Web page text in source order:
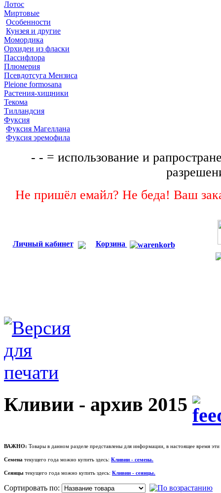
Лотос
Миртовые
Особенности
Кунзея и другие
Момордика
Орхидеи из фласки
Пассифлора
Плюмерия
Псевдотсуга Мензиса
Pleione formosana
Растения-хищники
Текома
Тилландсия
Фуксия
Фуксия Магеллана
Фуксия эремофила
- - = использование и
Не пришёл емайл? Не беда! Ваш
Личный кабинет Корзина
Кливии - архив 2015
ВАЖНО: Товары в данном разделе представлены для информации, в настоящее время
Семена текущего года можно купить здесь: Кливии - семена.
Сеянцы текущего года можно купить здесь: Кливии - сеянцы.
Сортировать по: